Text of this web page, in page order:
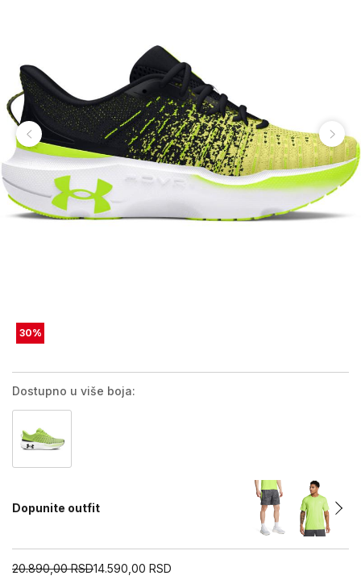
30%
Dostupno u više boja:
Dopunite outfit
20.890,00 RSD14.590,00 RSD